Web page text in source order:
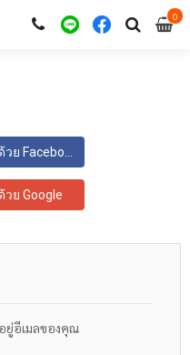
00
Facebook
ย Google
ยู่อีเมลของคุณ